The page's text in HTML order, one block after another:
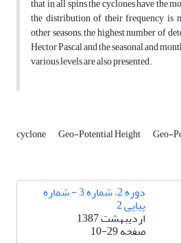
that in all spins the cyclones have the
the distribution of their frequency is
other seasons; the highest number of
Hector Pascal and the seasonal and
various levels are also presented.
cyclone Geo-Potential Height Geo-
دوره 2، شماره 3 - شماره
پیاپی 2
اردیبهشت 1387
صفحه10-29